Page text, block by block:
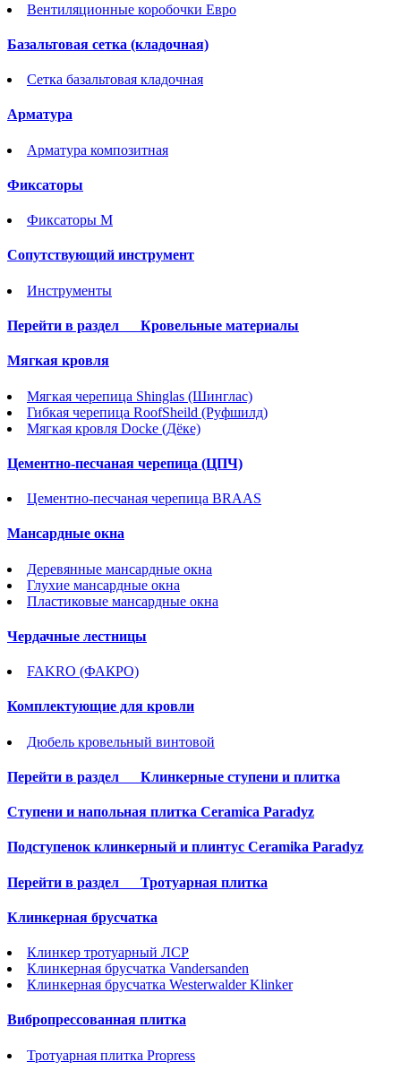
Вентиляционные коробочки Евро
Базальтовая сетка (кладочная)
Сетка базальтовая кладочная
Арматура
Арматура композитная
Фиксаторы
Фиксаторы М
Сопутствующий инструмент
Инструменты
Перейти в раздел Кровельные материалы
Мягкая кровля
Мягкая черепица Shinglas (Шинглас)
Гибкая черепица RoofSheild (Руфшилд)
Мягкая кровля Docke (Дёке)
Цементно-песчаная черепица (ЦПЧ)
Цементно-песчаная черепица BRAAS
Мансардные окна
Деревянные мансардные окна
Глухие мансардные окна
Пластиковые мансардные окна
Чердачные лестницы
FAKRO (ФАКРО)
Комплектующие для кровли
Дюбель кровельный винтовой
Перейти в раздел Клинкерные ступени и плитка
Cтупени и напольная плитка Ceramica Paradyz
Подступенок клинкерный и плинтус Ceramika Paradyz
Перейти в раздел Тротуарная плитка
Клинкерная брусчатка
Клинкер тротуарный ЛСР
Клинкерная брусчатка Vandersanden
Клинкерная брусчатка Westerwalder Klinker
Вибропрессованная плитка
Тротуарная плитка Propress